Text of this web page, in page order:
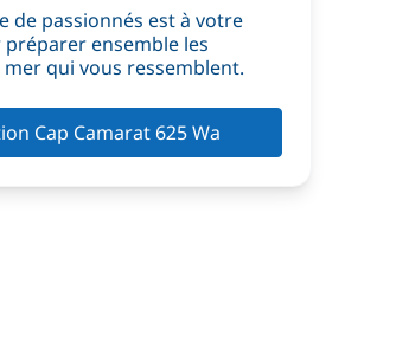
de passionnés est à votre
ensemble les
mer qui vous ressemblent.
Cap Camarat 625 Wa